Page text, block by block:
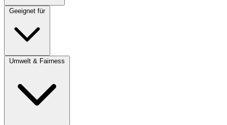
Geeignet für
Umwelt & Fairness